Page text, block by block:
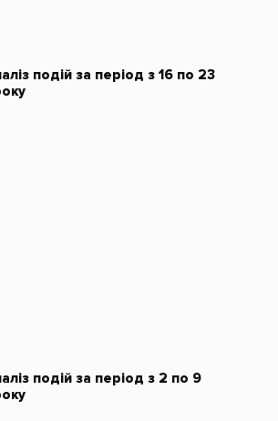
подій за період з 16 по 23
подій за період з 2 по 9